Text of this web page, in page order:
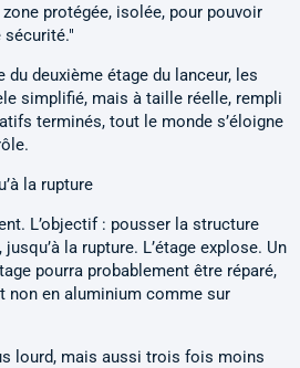
zone protégée, isolée, pour pouvoir
deuxième étage du lanceur, les
simplifié, mais à taille réelle, rempli
terminés, tout le monde s’éloigne
la rupture
L’objectif : pousser la structure
la rupture. L’étage explose. Un
pourra probablement être réparé,
non en aluminium comme sur
lourd, mais aussi trois fois moins